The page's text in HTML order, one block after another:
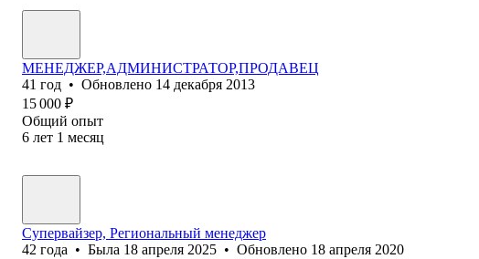
МЕНЕДЖЕР,АДМИНИСТРАТОР,ПРОДАВЕЦ
41 год • Обновлено 14 декабря 2013
15 000 ₽
Общий опыт
6 лет 1 месяц
Супервайзер, Региональный менеджер
42 года • Была 18 апреля 2025 • Обновлено 18 апреля 2020